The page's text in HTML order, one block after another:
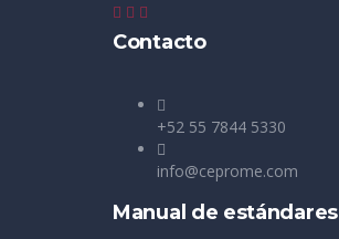
Contacto
+52 55 7844 5330
info@ceprome.com
Manual de estándares